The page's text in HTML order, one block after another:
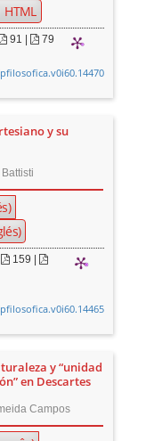
HTML
91 | 79
y su
159 |
y “unidad
en Descartes
Campos